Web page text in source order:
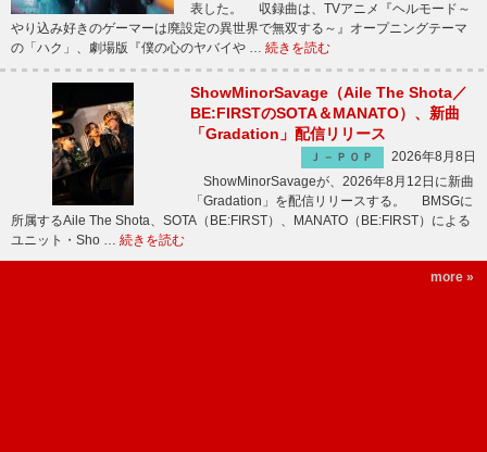
表した。 収録曲は、TVアニメ『ヘルモード～
やり込み好きのゲーマーは廃設定の異世界で無双する～』オープニングテーマ
の「ハク」、劇場版『僕の心のヤバイや … 続きを読む
ShowMinorSavage（Aile The Shota／
BE:FIRSTのSOTA＆MANATO）、新曲
「Gradation」配信リリース
Ｊ－ＰＯＰ
2026年8月8日
ShowMinorSavageが、2026年8月12日に新曲
「Gradation」を配信リリースする。 BMSGに
所属するAile The Shota、SOTA（BE:FIRST）、MANATO（BE:FIRST）による
ユニット・Sho … 続きを読む
more »